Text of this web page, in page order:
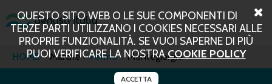
QUESTO SITO WEB O LE SUE COMPONENTI DI
TERZE PARTI UTILIZZANO I COOKIES NECESSARI ALLE
PROPRIE FUNZIONALITÀ. SE VUOI SAPERNE DI PIÙ
PUOI VERIFICARE LA NOSTRACOOKIE POLICY
ACCETTA
HOME Marche Fermo Montegiorgio